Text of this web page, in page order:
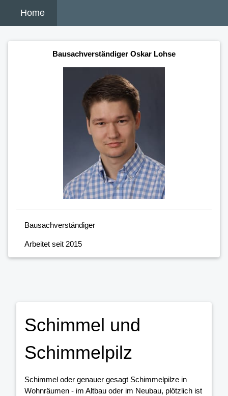
Home
Bausachverständiger Oskar Lohse
Bausachverständiger
Arbeitet seit 2015
Schimmel und
Schimmelpilz
Schimmel oder genauer gesagt Schimmelpilze in
Wohnräumen - im Altbau oder im Neubau, plötzlich ist